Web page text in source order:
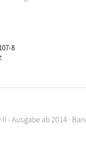
8
- Ausgabe ab 2014 ·